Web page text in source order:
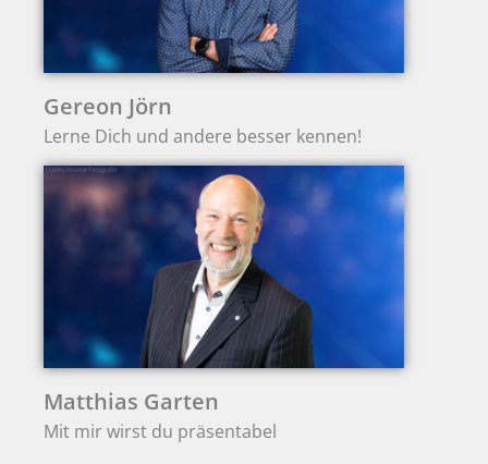
Gereon Jörn
Lerne Dich und andere besser kennen!
Matthias Garten
Mit mir wirst du präsentabel